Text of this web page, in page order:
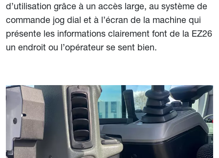
d’utilisation grâce à un accès large, au système de
commande jog dial et à l’écran de la machine qui
présente les informations clairement font de la EZ26
un endroit ou l’opérateur se sent bien.